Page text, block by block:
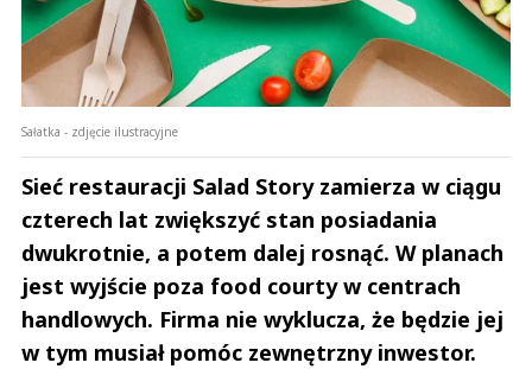
Sałatka - zdjęcie ilustracyjne
Sieć restauracji Salad Story zamierza w ciągu
czterech lat zwiększyć stan posiadania
dwukrotnie, a potem dalej rosnąć. W planach
jest wyjście poza food courty w centrach
handlowych. Firma nie wyklucza, że będzie jej
w tym musiał pomóc zewnętrzny inwestor.